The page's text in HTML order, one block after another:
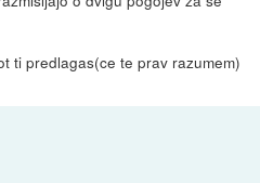
ti predlagas(ce te prav razumem)